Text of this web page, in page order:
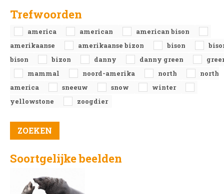
Trefwoorden
america american
american bison
amerikaanse
amerikaanse bizon bison
bison
bizon danny danny green
mammal
noord-amerika north
north
america
sneeuw snow
winter
yellowstone
zoogdier
Soortgelijke beelden